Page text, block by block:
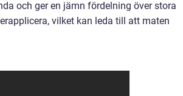
och ger en jämn fördelning över stora
vilket kan leda till att maten